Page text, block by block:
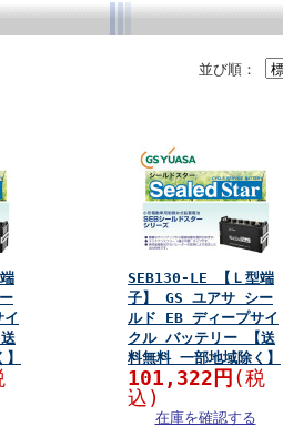
並び順：
イ
SEB130-LE 【Ｌ型端
子】 GS ユアサ シー
ルド EB ディープサイ
クル バッテリー 【送
料無料 一部地域除く】
101,322円 (税
込)
在庫を確認する